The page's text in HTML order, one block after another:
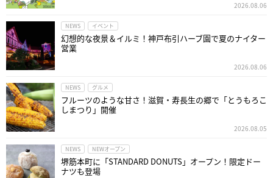
2026.08.06
NEWS イベント
幻想的な夜景＆イルミ！神戸布引ハーブ園で夏のナイター
営業
2026.08.06
NEWS グルメ
フルーツのような甘さ！滋賀・寿長生の郷で「とうもろこ
しまつり」開催
2026.08.05
NEWS NEWオープン
堺筋本町に「STANDARD DONUTS」オープン！限定ドー
ナツも登場